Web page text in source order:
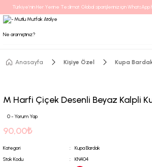
Türkiye’nin Her Yerine Teslimat. Global siparişleriniz için WhatsApp
Anasayfa Kişiye Özel Kupa
M Harfi Çiçek Desenli Beyaz Kalpli
0 - Yorum Yap
90,00₺
Kategori
Kupa Bardak
Stok Kodu
KN404